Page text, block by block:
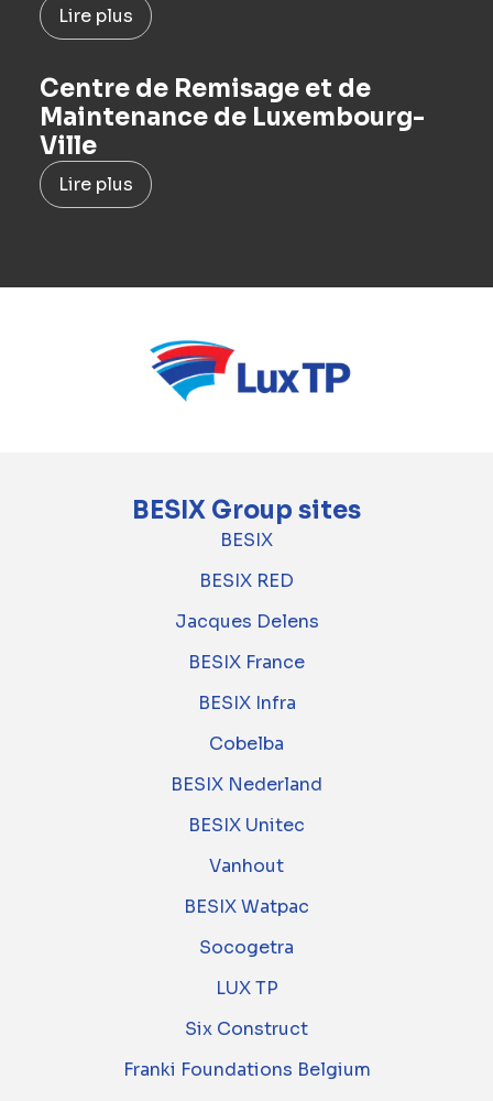
Lire plus
Centre de Remisage et de
Maintenance de Luxembourg-
Ville
Lire plus
BESIX Group sites
BESIX
BESIX RED
Jacques Delens
BESIX France
BESIX Infra
Cobelba
BESIX Nederland
BESIX Unitec
Vanhout
BESIX Watpac
Socogetra
LUX TP
Six Construct
Franki Foundations Belgium